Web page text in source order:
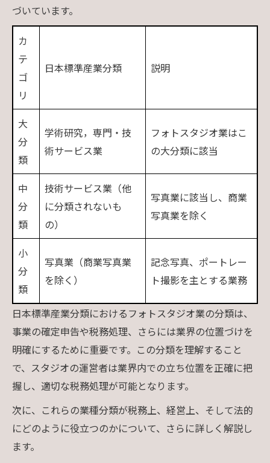
づいています。
カ
テ
ゴ
リ
日本標準産業分類 説明
大
分
類
学術研究，専門・技
術サービス業
フォトスタジオ業はこ
の大分類に該当
中
分
類
技術サービス業（他
に分類されないも
の）
写真業に該当し、商業
写真業を除く
小
分
類
写真業（商業写真業
を除く）
記念写真、ポートレー
ト撮影を主とする業務
日本標準産業分類におけるフォトスタジオ業の分類は、
事業の確定申告や税務処理、さらには業界の位置づけを
明確にするために重要です。この分類を理解すること
で、スタジオの運営者は業界内での立ち位置を正確に把
握し、適切な税務処理が可能となります。
次に、これらの業種分類が税務上、経営上、そして法的
にどのように役立つのかについて、さらに詳しく解説し
ます。